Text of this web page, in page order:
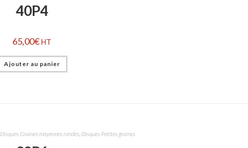
40P4
65,00€ HT
Ajouter au panier
Disques Graines moyennes rondes Disques Petites graines